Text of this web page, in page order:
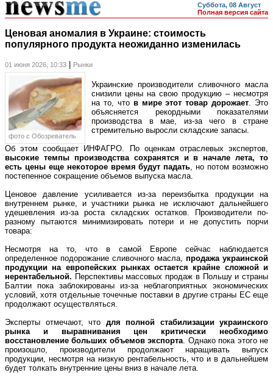
Суббота, 08 Август
Полная версия сайта
Ценовая аномалия в Украине: стоимость
популярного продукта неожиданно изменилась
01 июня 2026, 10:33 Рынки
фото c Обозреватель
Украинские производители сливочного масла
снизили цены на свою продукцию – несмотря
на то, чтов мире этот товар дорожает. Это
объясняется рекордными показателями
производства в мае, из-за чего в стране
стремительно выросли складские запасы.
Об этом сообщает ИНФАГРО. По оценкам отраслевых экспертов,
высокие темпы производства сохранятся и в начале лета, то
есть цены еще некоторое время будут падать, но потом возможно
постепенное сокращение объемов выпуска масла.
Ценовое давление усиливается из-за переизбытка продукции на
внутреннем рынке, и участники рынка не исключают дальнейшего
удешевления из-за роста складских остатков. Производители по-
разному пытаются минимизировать потери и не допустить порчи
товара:
Несмотря на то, что в самой Европе сейчас наблюдается
определенное подорожание сливочного масла, продажа украинской
продукции на европейских рынках остается крайне сложной и
нерентабельной. Перспективы массовых продаж в Польшу и страны
Балтии пока заблокированы из-за неблагоприятных экономических
условий, хотя отдельные точечные поставки в другие страны ЕС еще
продолжают осуществляться.
Эксперты отмечают, что для полной стабилизации украинского
рынка и выравнивания цен критически необходимо
восстановление больших объемов экспорта. Однако пока этого не
произошло, производители продолжают наращивать выпуск
продукции, несмотря на низкую рентабельность, что и в дальнейшем
будет толкать внутренние цены вниз в начале лета.